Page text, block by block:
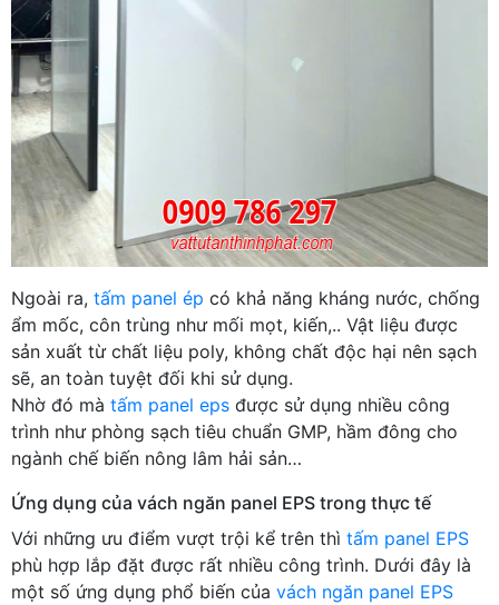
Ngoài ra, tấm panel ép có khả năng kháng nước, chống
ẩm mốc, côn trùng như mối mọt, kiến,.. Vật liệu được
sản xuất từ chất liệu poly, không chất độc hại nên sạch
sẽ, an toàn tuyệt đối khi sử dụng.
Nhờ đó mà tấm panel eps được sử dụng nhiều công
trình như phòng sạch tiêu chuẩn GMP, hầm đông cho
ngành chế biến nông lâm hải sản…
Ứng dụng của vách ngăn panel EPS trong thực tế
Với những ưu điểm vượt trội kể trên thì tấm panel EPS
phù hợp lắp đặt được rất nhiều công trình. Dưới đây là
một số ứng dụng phổ biến của vách ngăn panel EPS